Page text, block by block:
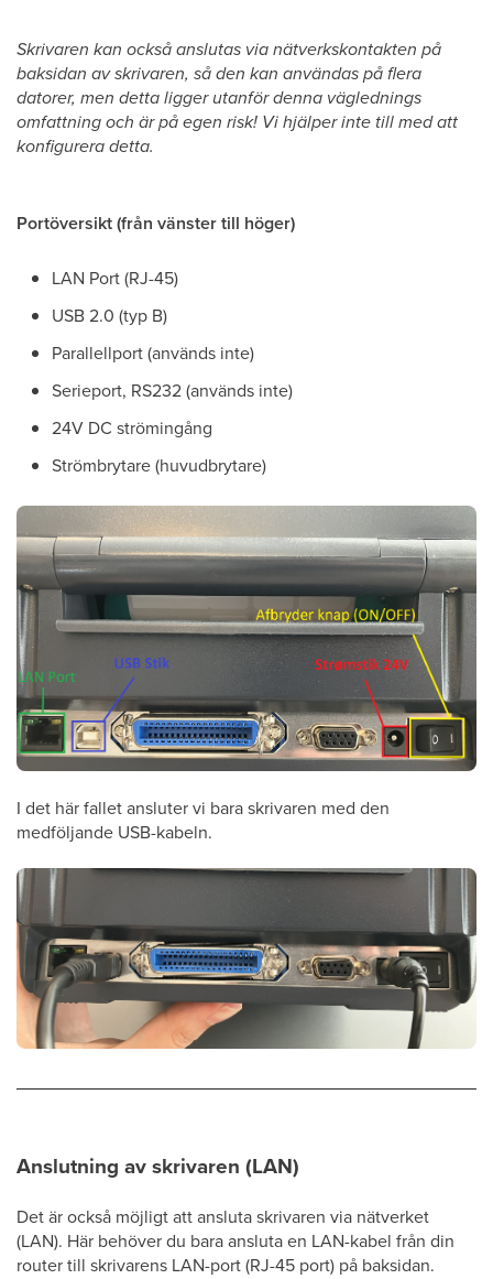
Skrivaren kan också anslutas via nätverkskontakten på
baksidan av skrivaren, så den kan användas på flera
datorer, men detta ligger utanför denna väglednings
omfattning och är på egen risk! Vi hjälper inte till med att
konfigurera detta.
Portöversikt (från vänster till höger)
LAN Port (RJ-45)
USB 2.0 (typ B)
Parallellport (används inte)
Serieport, RS232 (används inte)
24V DC strömingång
Strömbrytare (huvudbrytare)
I det här fallet ansluter vi bara skrivaren med den
medföljande USB-kabeln.
Anslutning av skrivaren (LAN)
Det är också möjligt att ansluta skrivaren via nätverket
(LAN). Här behöver du bara ansluta en LAN-kabel från din
router till skrivarens LAN-port (RJ-45 port) på baksidan.